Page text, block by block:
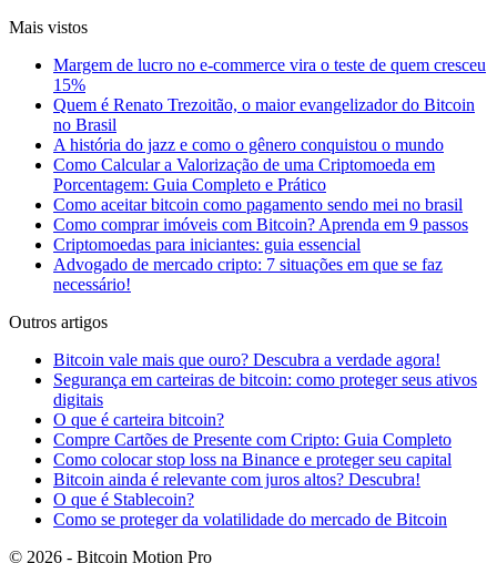
Mais vistos
Margem de lucro no e-commerce vira o teste de quem cresceu
15%
Quem é Renato Trezoitão, o maior evangelizador do Bitcoin
no Brasil
A história do jazz e como o gênero conquistou o mundo
Como Calcular a Valorização de uma Criptomoeda em
Porcentagem: Guia Completo e Prático
Como aceitar bitcoin como pagamento sendo mei no brasil
Como comprar imóveis com Bitcoin? Aprenda em 9 passos
Criptomoedas para iniciantes: guia essencial
Advogado de mercado cripto: 7 situações em que se faz
necessário!
Outros artigos
Bitcoin vale mais que ouro? Descubra a verdade agora!
Segurança em carteiras de bitcoin: como proteger seus ativos
digitais
O que é carteira bitcoin?
Compre Cartões de Presente com Cripto: Guia Completo
Como colocar stop loss na Binance e proteger seu capital
Bitcoin ainda é relevante com juros altos? Descubra!
O que é Stablecoin?
Como se proteger da volatilidade do mercado de Bitcoin
© 2026 - Bitcoin Motion Pro